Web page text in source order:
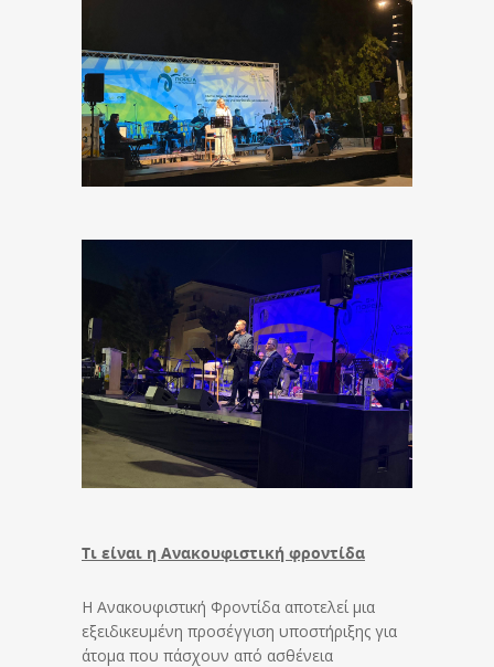
Τι είναι η Ανακουφιστική φροντίδα
Η Ανακουφιστική Φροντίδα αποτελεί μια
εξειδικευμένη προσέγγιση υποστήριξης για
άτομα που πάσχουν από ασθένεια